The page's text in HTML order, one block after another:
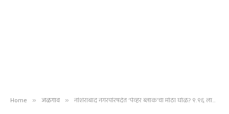
Home » जळगाव » नशिराबाद नगरपरिषदेत ‘पेव्हर ब्लॉक’चा मोठा घोळ? ९.९६ लाखांच्या कामात साडेतीन लाखांचेच काम झाल्याचा नागरिकांचा आरोप